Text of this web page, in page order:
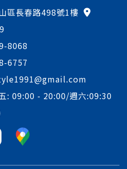
區長春路498號1樓
8068
6757
: 09:00 - 20:00/週六:09:30